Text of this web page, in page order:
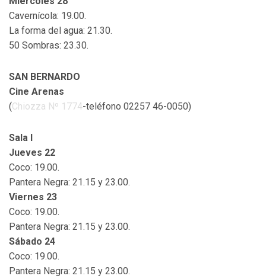
Cavernícola: 19.00.
La forma del agua: 21.30.
50 Sombras: 23.30.
SAN BERNARDO
Cine Arenas
(Chiozza Nº 1774-teléfono 02257 46-0050)
Sala I
Jueves 22
Coco: 19.00.
Pantera Negra: 21.15 y 23.00.
Viernes 23
Coco: 19.00.
Pantera Negra: 21.15 y 23.00.
Sábado 24
Coco: 19.00.
Pantera Negra: 21.15 y 23.00.